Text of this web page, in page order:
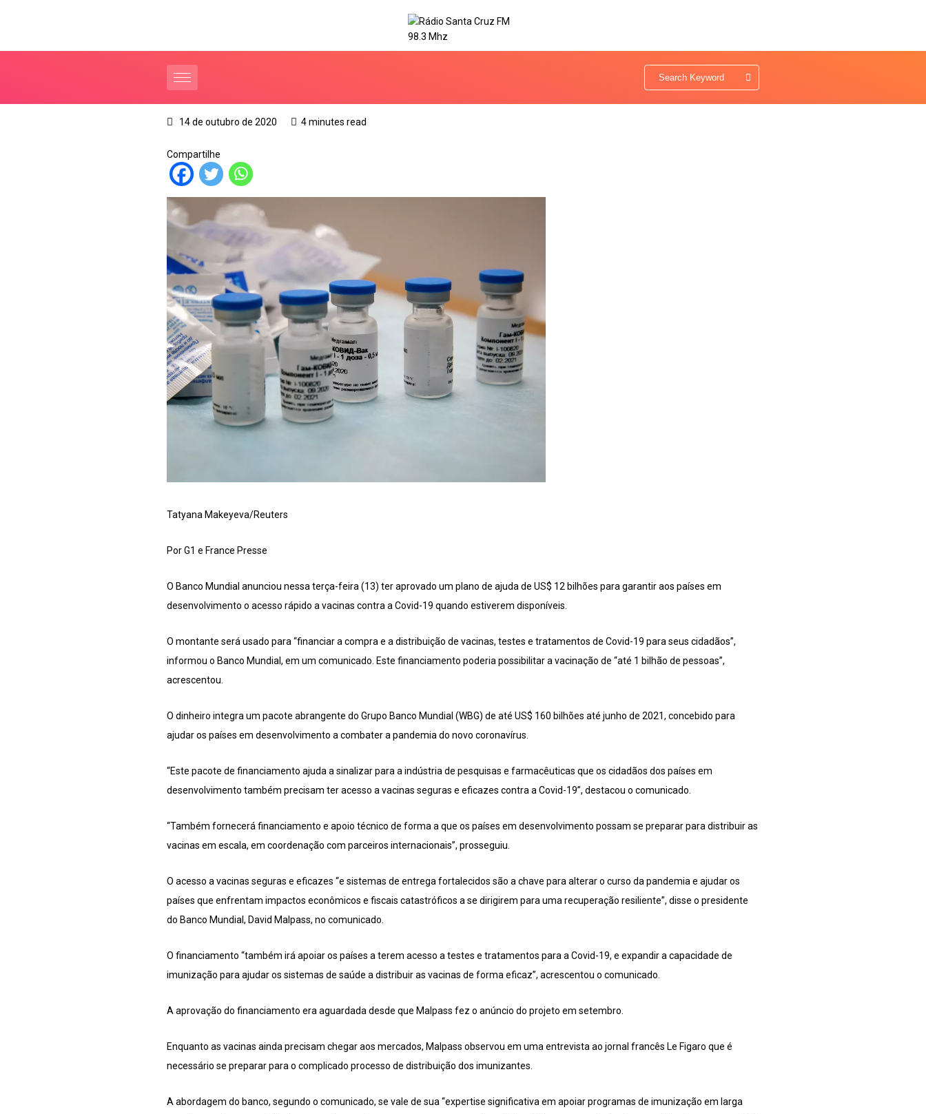
14 de outubro de 2020 4 minutes read
Compartilhe
Tatyana Makeyeva/Reuters
Por G1 e France Presse
O Banco Mundial anunciou nessa terça-feira (13) ter aprovado um plano de ajuda de US$ 12 bilhões para garantir aos países em
desenvolvimento o acesso rápido a vacinas contra a Covid-19 quando estiverem disponíveis.
O montante será usado para “financiar a compra e a distribuição de vacinas, testes e tratamentos de Covid-19 para seus cidadãos”,
informou o Banco Mundial, em um comunicado. Este financiamento poderia possibilitar a vacinação de “até 1 bilhão de pessoas”,
acrescentou.
O dinheiro integra um pacote abrangente do Grupo Banco Mundial (WBG) de até US$ 160 bilhões até junho de 2021, concebido para
ajudar os países em desenvolvimento a combater a pandemia do novo coronavírus.
“Este pacote de financiamento ajuda a sinalizar para a indústria de pesquisas e farmacêuticas que os cidadãos dos países em
desenvolvimento também precisam ter acesso a vacinas seguras e eficazes contra a Covid-19”, destacou o comunicado.
“Também fornecerá financiamento e apoio técnico de forma a que os países em desenvolvimento possam se preparar para distribuir as
vacinas em escala, em coordenação com parceiros internacionais”, prosseguiu.
O acesso a vacinas seguras e eficazes “e sistemas de entrega fortalecidos são a chave para alterar o curso da pandemia e ajudar os
países que enfrentam impactos econômicos e fiscais catastróficos a se dirigirem para uma recuperação resiliente”, disse o presidente
do Banco Mundial, David Malpass, no comunicado.
O financiamento “também irá apoiar os países a terem acesso a testes e tratamentos para a Covid-19, e expandir a capacidade de
imunização para ajudar os sistemas de saúde a distribuir as vacinas de forma eficaz”, acrescentou o comunicado.
A aprovação do financiamento era aguardada desde que Malpass fez o anúncio do projeto em setembro.
Enquanto as vacinas ainda precisam chegar aos mercados, Malpass observou em uma entrevista ao jornal francês Le Figaro que é
necessário se preparar para o complicado processo de distribuição dos imunizantes.
A abordagem do banco, segundo o comunicado, se vale de sua “expertise significativa em apoiar programas de imunização em larga